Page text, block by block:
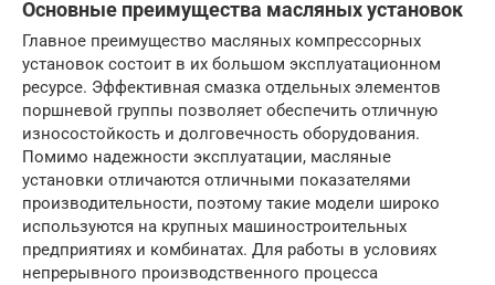
Основные преимущества масляных установок
Главное преимущество масляных компрессорных
установок состоит в их большом эксплуатационном
ресурсе. Эффективная смазка отдельных элементов
поршневой группы позволяет обеспечить отличную
износостойкость и долговечность оборудования.
Помимо надежности эксплуатации, масляные
установки отличаются отличными показателями
производительности, поэтому такие модели широко
используются на крупных машиностроительных
предприятиях и комбинатах. Для работы в условиях
непрерывного производственного процесса